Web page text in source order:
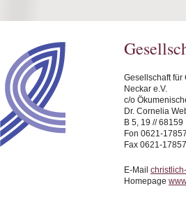
Gesellschaft
Neckar e.V.
c/o
Dr. Cornelia
B 5, 19 //
Fon 0621-
Fax 0621-
E-Mail
Homepage